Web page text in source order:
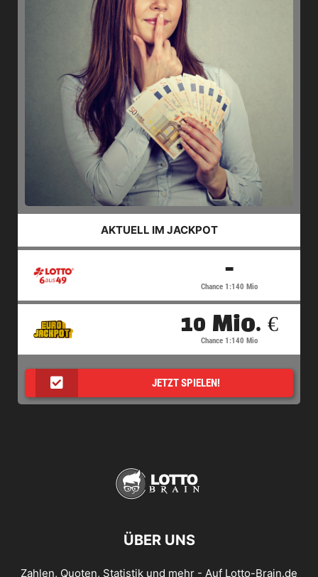
AKTUELL IM JACKPOT
-
Chance 1:140 Mio
10 Mio. €
Chance 1:140 Mio
JETZT SPIELEN!
ÜBER UNS
Zahlen, Quoten, Statistik und mehr - Auf Lotto-Brain.de